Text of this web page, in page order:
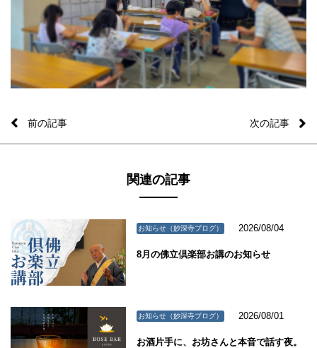
前の記事 次の記事
関連の記事
お知らせ（妙深寺ブログ） 2026/08/04
8月の佛立倶楽部お講のお知らせ
お知らせ（妙深寺ブログ） 2026/08/01
お酒片手に、お坊さんと本音で話す夜。